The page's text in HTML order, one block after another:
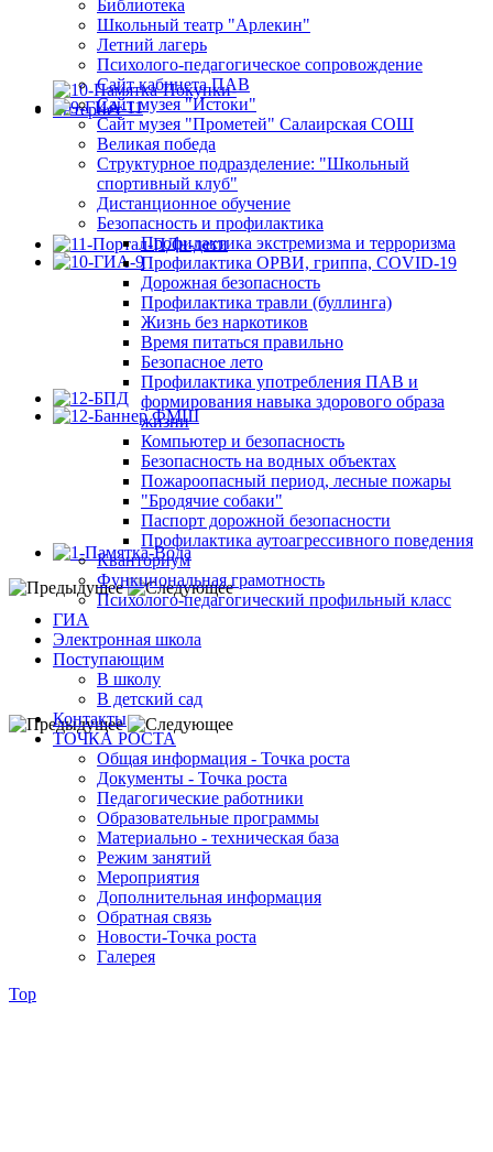
Библиотека
Школьный театр "Арлекин"
Летний лагерь
Психолого-педагогическое сопровождение
Сайт кабинета ПАВ
Сайт музея "Истоки"
Сайт музея "Прометей" Салаирская СОШ
Великая победа
Структурное подразделение: "Школьный
спортивный клуб"
Дистанционное обучение
Безопасность и профилактика
Профилактика экстремизма и терроризма
Профилактика ОРВИ, гриппа, COVID-19
Дорожная безопасность
Профилактика травли (буллинга)
Жизнь без наркотиков
Время питаться правильно
Безопасное лето
Профилактика употребления ПАВ и
формирования навыка здорового образа
жизни
Компьютер и безопасность
Безопасность на водных объектах
Пожароопасный период, лесные пожары
"Бродячие собаки"
Паспорт дорожной безопасности
Профилактика аутоагрессивного поведения
Кванториум
Функциональная грамотность
Психолого-педагогический профильный класс
ГИА
Электронная школа
Поступающим
В школу
В детский сад
Контакты
ТОЧКА РОСТА
Общая информация - Точка роста
Документы - Точка роста
Педагогические работники
Образовательные программы
Материально - техническая база
Режим занятий
Мероприятия
Дополнительная информация
Обратная связь
Новости-Точка роста
Галерея
Top